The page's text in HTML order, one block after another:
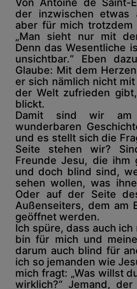
der inzwischen etwas
aber für mich trotzdem
„Man sieht nur mit
Denn das Wesentliche
unsichtbar.“ Eben
Glaube: Mit dem
er sich nämlich nicht
der Welt zufrieden
blickt.
Damit sind wir am
wunderbaren
und es stellt sich die
Seite stehen wir?
Freunde Jesu, die ihm
und doch blind sind,
sehen wollen, was
Oder auf der Seite
Außenseiters, dem am
geöffnet werden.
Ich spüre, dass auch ich
bin für mich und
darum auch blind für
ich so jemanden wie
mich fragt: „Was willst
wirklich?“ Jemand,